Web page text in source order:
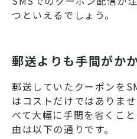
つといえるでしょう。
郵送よりも手間がか
郵送していたクーポンを
はコストだけではありま
べて大幅に手間を省くこ
由は以下の通りです。